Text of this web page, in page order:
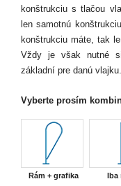
konštrukciu s tlačou
len samotnú
konštrukciu máte, tak
Vždy je však nutné
základní pre danú vlajku.
Vyberte prosím
Rám + grafika Iba